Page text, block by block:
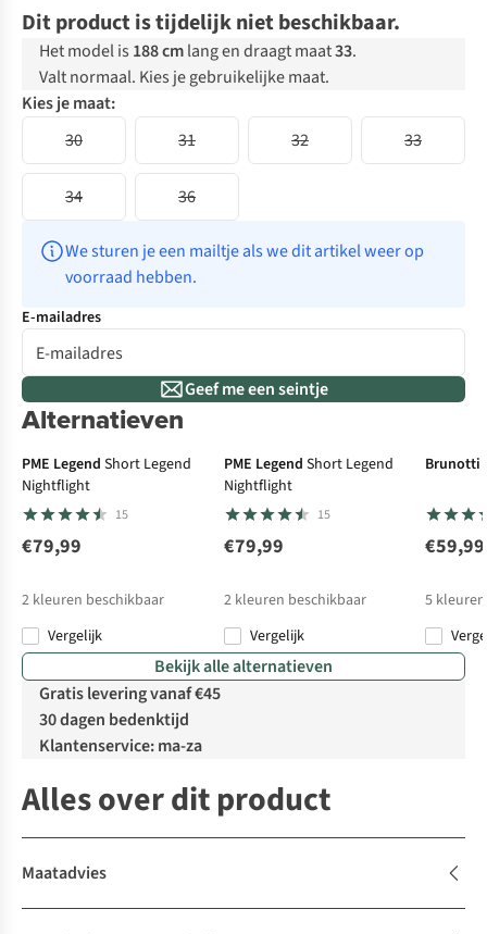
Dit product is tijdelijk niet beschikbaar.
Het model is 188 cmlang en draagt maat33.
Valt normaal. Kies je gebruikelijke maat.
Kies je maat:
30
31 32 33
34 36
We sturen je een mailtje als we dit artikel weer op
voorraad hebben.
E-mailadres
Geef me een seintje
Alternatieven
PME Legend Short Legend
Nightflight
15
€79,99
2 kleuren beschikbaar
Vergelijk
PME Legend Short Legend
Nightflight
15
€79,99
2 kleuren beschikbaar
Vergelijk
Brunotti
€59,99
5
Bekijk alle alternatieven
Gratis levering vanaf €45
30 dagen bedenktijd
Klantenservice: ma-za
Alles over dit product
Maatadvies